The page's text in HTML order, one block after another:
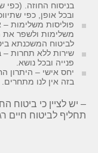
בניסוח החוזה.
ובכל אופן, כפי
פוליסות משלימות –
משלימות ולשפר את
לביטוח המשכנתא
שירות ללא תחרות –
פנייה ובכל נושא.
יחס אישי – היתרון
בזה אין לנו מתחרים.
– יש לציין כי ביטוח
תחליף לביטוח חיים